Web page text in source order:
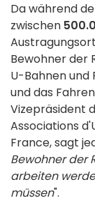
Da während
zwischen
Bewohner der
U-Bahnen und
und das
Vizepräsident
Associations
France, sagt
Bewohner der
arbeiten
müssen".